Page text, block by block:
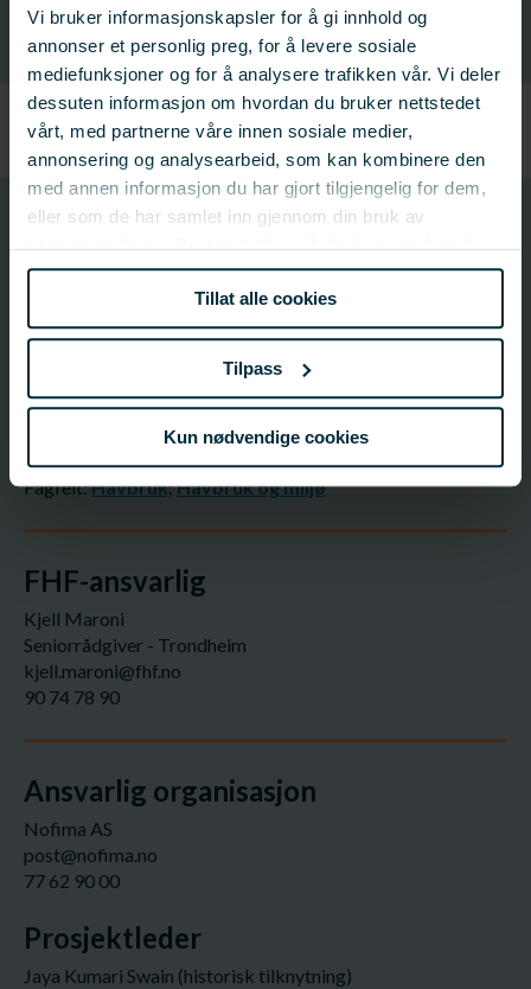
Vi bruker informasjonskapsler for å gi innhold og
annonser et personlig preg, for å levere sosiale
mediefunksjoner og for å analysere trafikken vår. Vi deler
dessuten informasjon om hvordan du bruker nettstedet
vårt, med partnerne våre innen sosiale medier,
annonsering og analysearbeid, som kan kombinere den
med annen informasjon du har gjort tilgjengelig for dem,
eller som de har samlet inn gjennom din bruk av
tjenestene deres. Du samtykker vår bruk av nødvendige
informasjonskapsler ved å bruke nettstedet vårt.
Tillat alle cookies
Tilpass
Kun nødvendige cookies
Prosjektnummer: 900259
901461
Prosjektnummer
Prosjektinformasjon
Prosjektnummer: 901461
Status:Avsluttet
Startdato: 01.12.2017
Sluttdato: 01.12.2018
Fagfelt:Havbruk;Havbruk og miljø
FHF-ansvarlig
Kjell Maroni
Seniorrådgiver - Trondheim
kjell.maroni@fhf.no
90 74 78 90
Ansvarlig organisasjon
Nofima AS
post@nofima.no
77 62 90 00
Prosjektleder
Jaya Kumari Swain (historisk tilknytning)